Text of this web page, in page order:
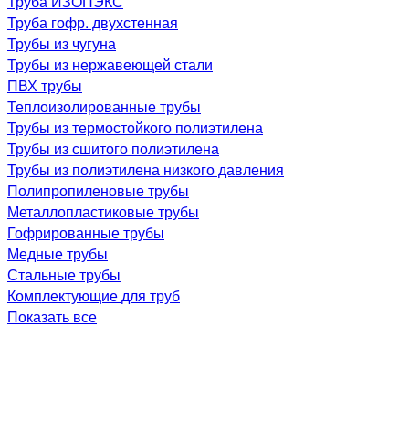
Труба гофр. двухстенная
Трубы из чугуна
Трубы из нержавеющей стали
ПВХ трубы
Теплоизолированные трубы
Трубы из термостойкого полиэтилена
Трубы из сшитого полиэтилена
Трубы из полиэтилена низкого давления
Полипропиленовые трубы
Металлопластиковые трубы
Гофрированные трубы
Медные трубы
Стальные трубы
Комплектующие для труб
Показать все